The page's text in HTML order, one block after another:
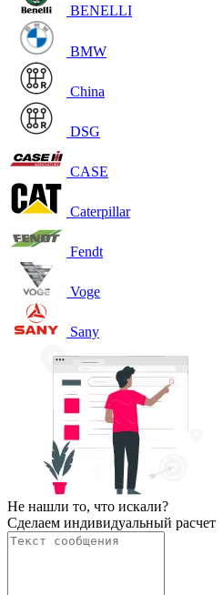
BENELLI
BMW
China
DSG
CASE
Caterpillar
Fendt
Voge
Sany
Не нашли то, что искали?
Сделаем индивидуальный расчет